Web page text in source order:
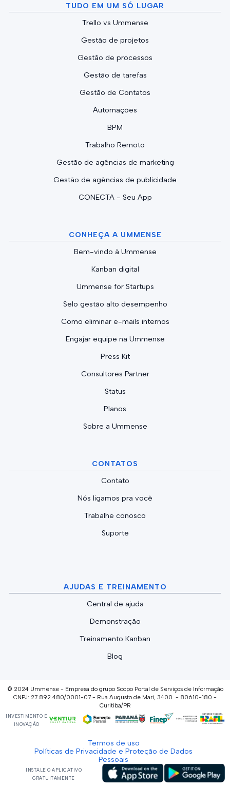
TUDO EM UM SÓ LUGAR
Trello vs Ummense
Gestão de projetos
Gestão de processos
Gestão de tarefas
Gestão de Contatos
Automações
BPM
Trabalho Remoto
Gestão de agências de marketing
Gestão de agências de publicidade
CONECTA - Seu App
CONHEÇA A UMMENSE
Bem-vindo à Ummense
Kanban digital
Ummense for Startups
Selo gestão alto desempenho
Como eliminar e-mails internos
Engajar equipe na Ummense
Press Kit
Consultores Partner
Status
Planos
Sobre a Ummense
CONTATOS
Contato
Nós ligamos pra você
Trabalhe conosco
Suporte
AJUDAS E TREINAMENTO
Central de ajuda
Demonstração
Treinamento Kanban
Blog
© 2024 Ummense - Empresa do grupo Scopo Portal de Serviços de Informação
CNPJ: 27.892.480/0001-07 - Rua Augusto de Mari, 3400 - 80610-180 -
Curitiba/PR
INVESTIMENTO E
INOVAÇÃO
Termos de uso
Políticas de Privacidade e Proteção de Dados
Pessoais
INSTALE O APLICATIVO
GRATUITAMENTE